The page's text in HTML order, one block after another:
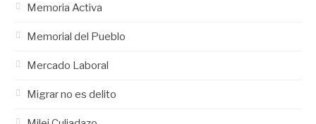
Memoria Activa
Memorial del Pueblo
Mercado Laboral
Migrar no es delito